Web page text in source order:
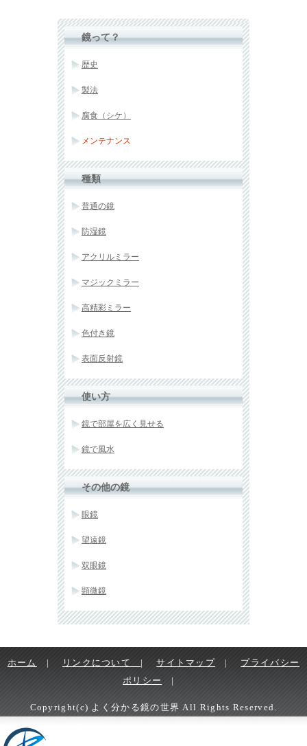
鏡って？
歴史
製法
腐食（シケ）
メンテナンス
種類
普通の鏡
防湿鏡
アクリルミラー
マジックミラー
高精彩ミラー
色付き鏡
表面反射鏡
使い方
鏡で部屋を広く見せる
鏡で風水
その他の鏡
眼鏡
望遠鏡
双眼鏡
顕微鏡
ホーム | リンクについて |サイトマップ | プライバシー
ポリシー
|
Copyright(c) よく分かる鏡の世界 All Rights Reserved.